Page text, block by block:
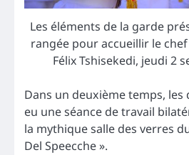
Les éléments de la garde
rangée pour accueillir le chef
Félix Tshisekedi, jeudi 2
Dans un deuxième temps,
eu une séance de travail
la mythique salle des verres
Del Speecche ».